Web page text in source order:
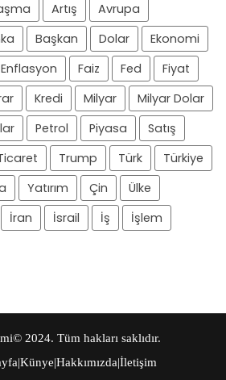
Artış
Avrupa
Başkan Dolar
Ekonomi
Enflasyon Faiz Fed
Fiyat
Kredi Milyar
Milyar Dolar
Petrol Piyasa
Satış
Trump Türk
Türkiye
Yatırım Çin
Ülke
İran İsrail İş
İşlem
© 2024. Tüm hakları saklıdır.
|Künye|Hakkımızda|İletişim